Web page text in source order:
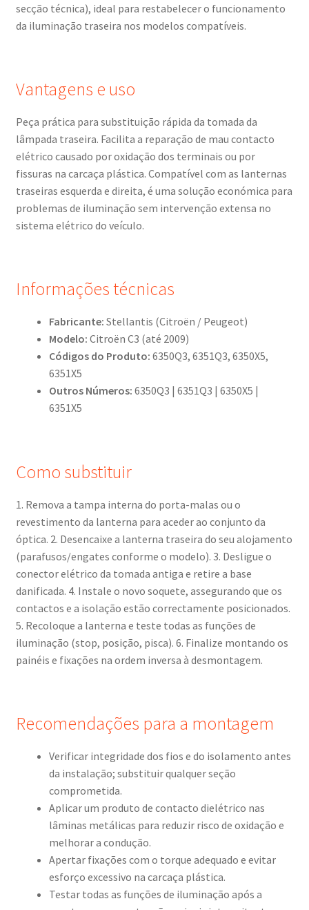
secção técnica), ideal para restabelecer o funcionamento
da iluminação traseira nos modelos compatíveis.
Vantagens e uso
Peça prática para substituição rápida da tomada da
lâmpada traseira. Facilita a reparação de mau contacto
elétrico causado por oxidação dos terminais ou por
fissuras na carcaça plástica. Compatível com as lanternas
traseiras esquerda e direita, é uma solução económica para
problemas de iluminação sem intervenção extensa no
sistema elétrico do veículo.
Informações técnicas
Fabricante: Stellantis (Citroën / Peugeot)
Modelo: Citroën C3 (até 2009)
Códigos do Produto: 6350Q3, 6351Q3, 6350X5,
6351X5
Outros Números: 6350Q3 | 6351Q3 | 6350X5 |
6351X5
Como substituir
1. Remova a tampa interna do porta-malas ou o
revestimento da lanterna para aceder ao conjunto da
óptica. 2. Desencaixe a lanterna traseira do seu alojamento
(parafusos/engates conforme o modelo). 3. Desligue o
conector elétrico da tomada antiga e retire a base
danificada. 4. Instale o novo soquete, assegurando que os
contactos e a isolação estão correctamente posicionados.
5. Recoloque a lanterna e teste todas as funções de
iluminação (stop, posição, pisca). 6. Finalize montando os
painéis e fixações na ordem inversa à desmontagem.
Recomendações para a montagem
Verificar integridade dos fios e do isolamento antes
da instalação; substituir qualquer seção
comprometida.
Aplicar um produto de contacto dielétrico nas
lâminas metálicas para reduzir risco de oxidação e
melhorar a condução.
Apertar fixações com o torque adequado e evitar
esforço excessivo na carcaça plástica.
Testar todas as funções de iluminação após a